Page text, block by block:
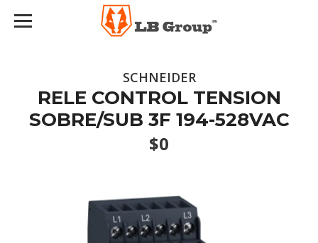
SCHNEIDER
RELE CONTROL TENSION
SOBRE/SUB 3F 194-528VAC
$0